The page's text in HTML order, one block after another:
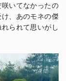
いてなかったの
、あのモネの傑
られて思いがし